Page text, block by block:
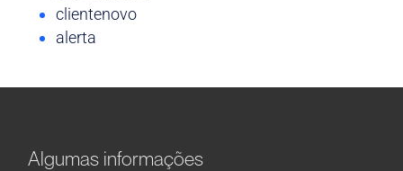
clientenovo
alerta
Algumas informações